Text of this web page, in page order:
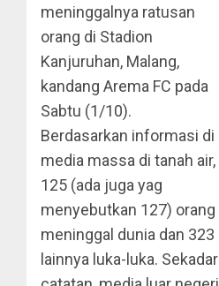
meninggalnya ratusan
orang di Stadion
Kanjuruhan, Malang,
kandang Arema FC pada
Sabtu (1/10).
Berdasarkan informasi di
media massa di tanah air,
125 (ada juga yag
menyebutkan 127) orang
meninggal dunia dan 323
lainnya luka-luka. Sekadar